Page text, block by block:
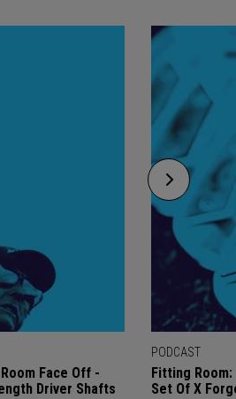
Face Off -
Driver Shafts
PODCAST
Fitting
Set Of X